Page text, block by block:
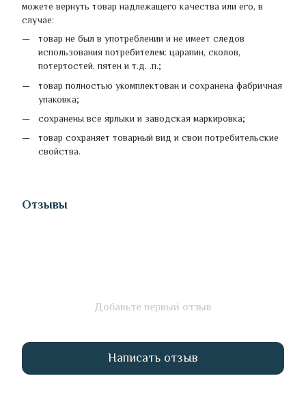
можете вернуть товар надлежащего качества или его, в
случае:
товар не был в употреблении и не имеет следов
использования потребителем: царапин, сколов,
потертостей, пятен и т.д. .п.;
товар полностью укомплектован и сохранена фабричная
упаковка;
сохранены все ярлыки и заводская маркировка;
товар сохраняет товарный вид и свои потребительские
свойства.
Отзывы
Добавьте первый отзыв
Написать отзыв